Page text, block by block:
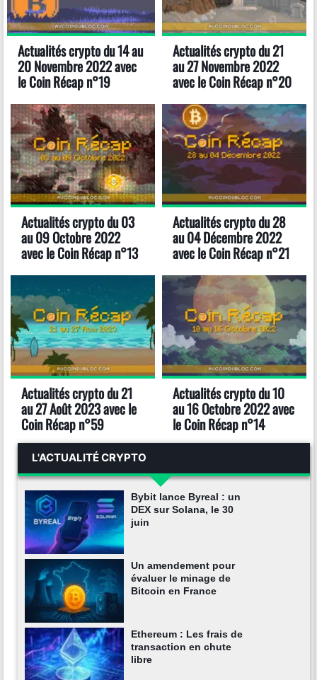
Actualités crypto du 14 au
20 Novembre 2022 avec
le Coin Récap n°19
Actualités crypto du 21
au 27 Novembre 2022
avec le Coin Récap n°20
Actualités crypto du 03
au 09 Octobre 2022
avec le Coin Récap n°13
Actualités crypto du 28
au 04 Décembre 2022
avec le Coin Récap n°21
Actualités crypto du 21
au 27 Août 2023 avec le
Coin Récap n°59
Actualités crypto du 10
au 16 Octobre 2022 avec
le Coin Récap n°14
L'ACTUALITÉ CRYPTO
Bybit lance Byreal : un
DEX sur Solana, le 30
juin
Un amendement pour
évaluer le minage de
Bitcoin en France
Ethereum : Les frais de
transaction en chute
libre